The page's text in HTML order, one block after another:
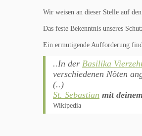
Wir weisen an dieser Stelle auf
Das feste Bekenntnis unseres
Ein ermutigende Aufforderung
..In der Basilika
verschiedenen Nöten
(..)
St. Sebastian mit
Wikipedia